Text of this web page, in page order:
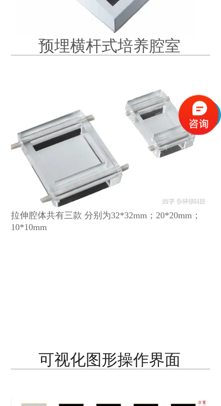
预埋横杆式培养腔室
拉伸腔体共有三款 分别为32*32mm；20*20mm；
10*10mm
可视化图形操作界面